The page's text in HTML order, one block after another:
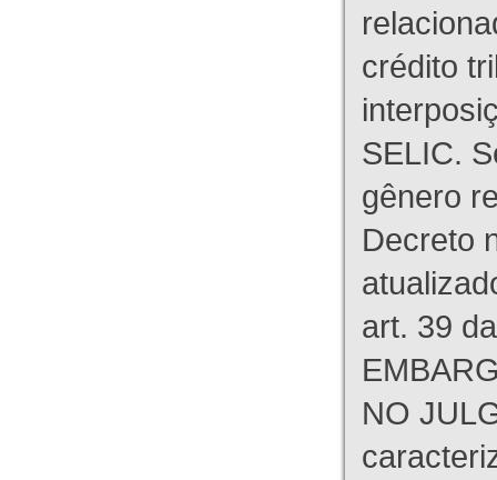
crédito
SELIC.
gênero
Decreto
art. 39
NO